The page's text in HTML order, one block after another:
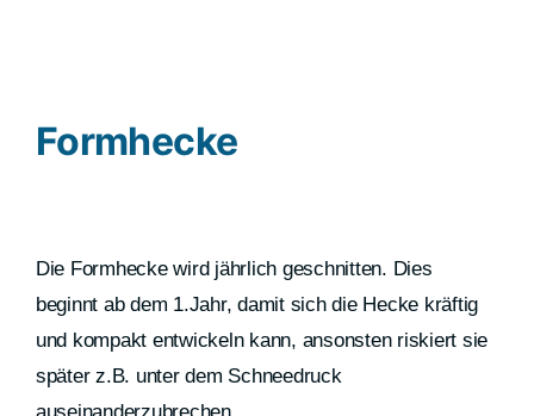
Formhecke
Die Formhecke wird jährlich geschnitten. Dies
beginnt ab dem 1.Jahr, damit sich die Hecke kräftig
und kompakt entwickeln kann, ansonsten riskiert sie
später z.B. unter dem Schneedruck